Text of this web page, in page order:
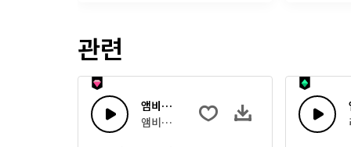
관련
앰비언트 스페이스 사운드 스케이프
앰비언트 시네마틱 에어리 스페이스 패드